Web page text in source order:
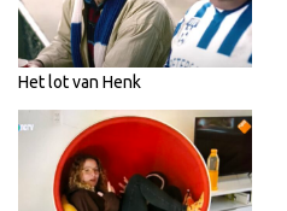
Het lot van Henk